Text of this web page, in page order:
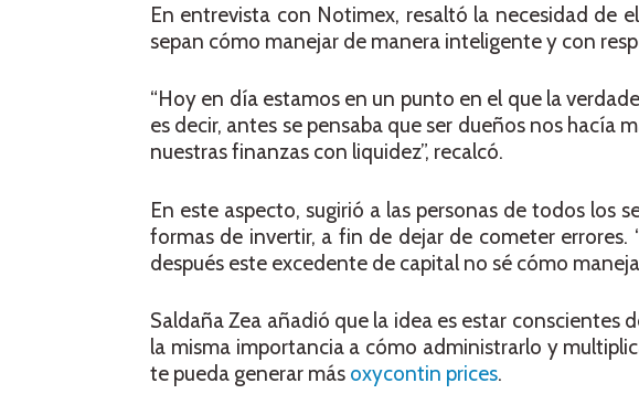
En entrevista con Notimex, resaltó la necesidad de
sepan cómo manejar de manera inteligente y con
“Hoy en día estamos en un punto en el que la
es decir, antes se pensaba que ser dueños nos hacía
nuestras finanzas con liquidez”, recalcó.
En este aspecto, sugirió a las personas de todos los
formas de invertir, a fin de dejar de cometer
después este excedente de capital no sé cómo
Saldaña Zea añadió que la idea es estar conscientes
la misma importancia a cómo administrarlo y
te pueda generar más oxycontin prices.